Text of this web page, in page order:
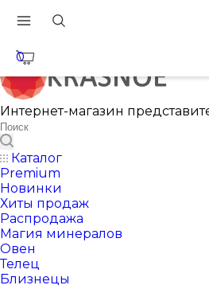
0
Интернет-магазин
Каталог
Premium
Новинки
Хиты продаж
Распродажа
Магия минералов
Овен
Телец
Близнецы